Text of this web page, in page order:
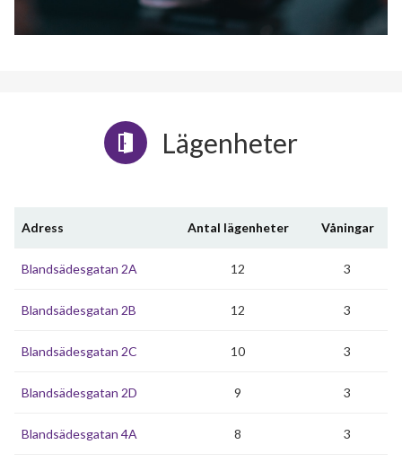
Lägenheter
Adress Antal lägenheter Våningar
Blandsädesgatan 2A 12 3
Blandsädesgatan 2B 12 3
Blandsädesgatan 2C 10 3
Blandsädesgatan 2D 9 3
Blandsädesgatan 4A 8 3